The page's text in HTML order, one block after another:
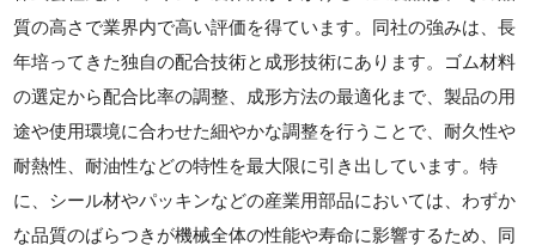
質の高さで業界内で高い評価を得ています。同社の強みは、長
年培ってきた独自の配合技術と成形技術にあります。ゴム材料
の選定から配合比率の調整、成形方法の最適化まで、製品の用
途や使用環境に合わせた細やかな調整を行うことで、耐久性や
耐熱性、耐油性などの特性を最大限に引き出しています。特
に、シール材やパッキンなどの産業用部品においては、わずか
な品質のばらつきが機械全体の性能や寿命に影響するため、同